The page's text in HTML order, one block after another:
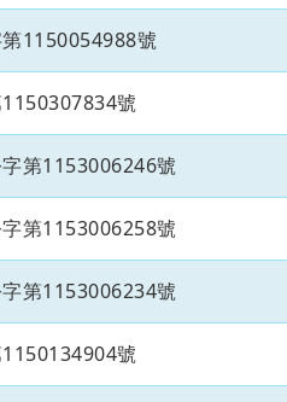
1150054988號
號
第1153006246號
第1153006258號
第1153006234號
號